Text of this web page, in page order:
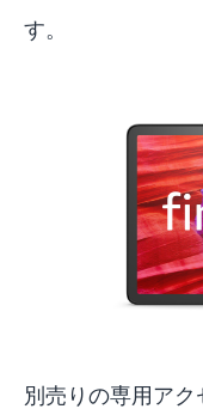
す。
別売りの専用ア